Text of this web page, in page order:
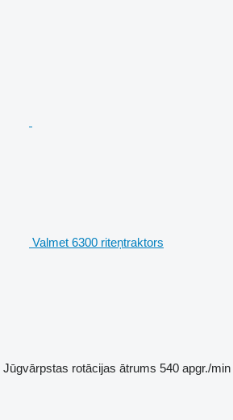
Valmet 6300 riteņtraktors
Jūgvārpstas rotācijas ātrums 540 apgr./min